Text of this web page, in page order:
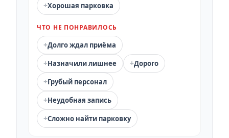
+Хорошая парковка
ЧТО НЕ ПОНРАВИЛОСЬ
+Долго ждал приёма
+Назначили лишнее +Дорого
+Грубый персонал
+Неудобная запись
+Сложно найти парковку